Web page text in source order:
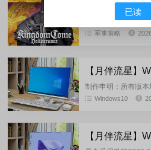
描述：你是亨利，
无助地看着入侵者攻
军事策略
制作申明：所有版
任意修改，桌面只有
Windows10
已读